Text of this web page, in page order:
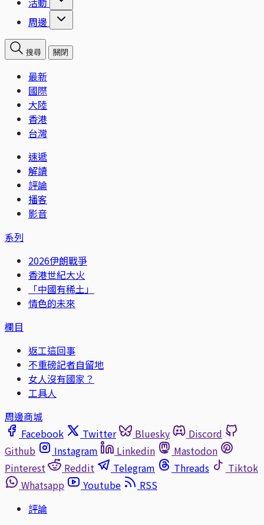
周邊
搜尋 關閉
最新
國際
大陸
香港
台灣
速遞
解讀
評論
播客
影音
系列
2026伊朗戰爭
香港世紀大火
「中國有稀土」
情色的未來
欄目
返工這回事
不重磅記者自留地
女人沒有國家？
工具人
周邊商城
Facebook
Twitter Bluesky
Discord
Github
Instagram Linkedin
Mastodon
Pinterest
Reddit Telegram Threads
Tiktok
Whatsapp
Youtube
RSS
評論